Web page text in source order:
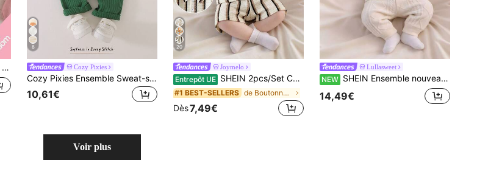
8
Cozy Pixies
Cozy Pixies Ensemble Sweat-shirt-shirt à manches longues et pantalon pour nouveau-nés avec motif ours et blocs de couleurs, col polo
10,61€
20
Joymelo
Entrepôt UE SHEIN 2pcs/Set Chemise tricotée jacquard décontractée d'été pour nouveau-né avec col, top à manches courtes et short à taille élastique, rayures noires et blanches, assorti pour la famille
#1 BEST-SELLERS de Boutonné sur le devant Ensembles pour nouveau-n
Dès7,49€
Lullasweet
NEW SHEIN Ensemble nouveau-né garçon couleur abricot, haut style veste décontractée à col chemise avec patchwork jacquard, manches longues et pantalon
14,49€
Voir plus